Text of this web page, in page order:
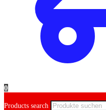
0
Products search